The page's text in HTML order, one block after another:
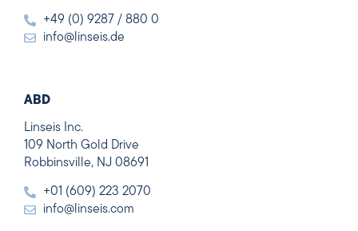
+49 (0) 9287 / 880 0
info@linseis.de
ABD
Linseis Inc.
109 North Gold Drive
Robbinsville, NJ 08691
+01 (609) 223 2070
info@linseis.com